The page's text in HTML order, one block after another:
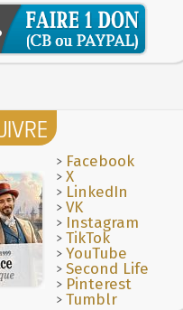
> Facebook
>X
> LinkedIn
>VK
> Instagram
>TikTok
>YouTube
>Second Life
> Pinterest
>Tumblr